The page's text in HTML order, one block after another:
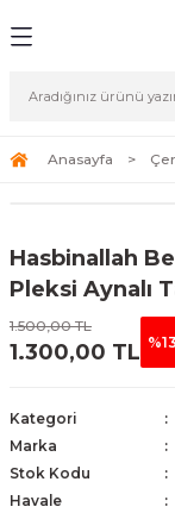
Tablolar
Tablolar
Sanat
Anasayfa
Hasbinallah
Pleksi Aynalı
1.500,00 TL
1.300,00 TL
Kategori
Marka
Stok Kodu
Havale